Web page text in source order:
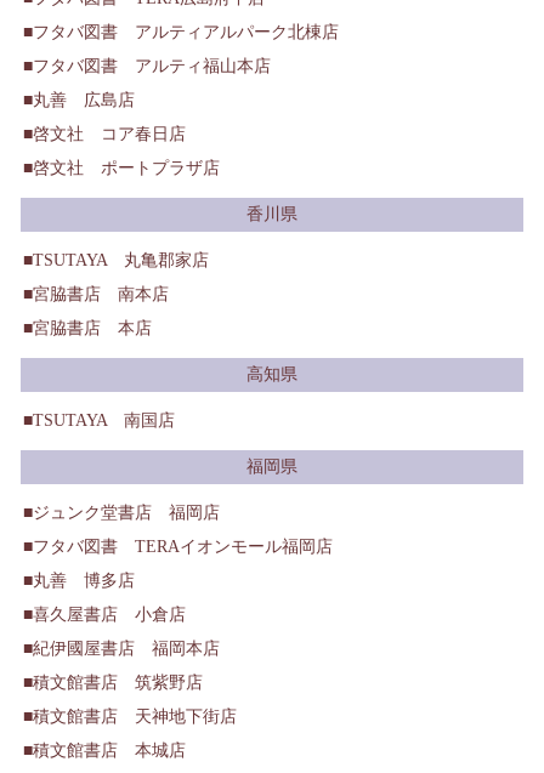
フタバ図書 アルティアルパーク北棟店
フタバ図書 アルティ福山本店
丸善 広島店
啓文社 コア春日店
啓文社 ポートプラザ店
香川県
TSUTAYA 丸亀郡家店
宮脇書店 南本店
宮脇書店 本店
高知県
TSUTAYA 南国店
福岡県
ジュンク堂書店 福岡店
フタバ図書 TERAイオンモール福岡店
丸善 博多店
喜久屋書店 小倉店
紀伊國屋書店 福岡本店
積文館書店 筑紫野店
積文館書店 天神地下街店
積文館書店 本城店